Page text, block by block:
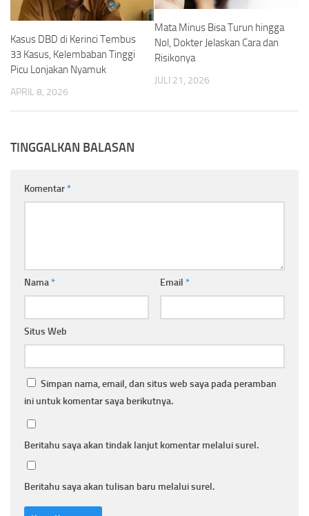
Kasus DBD di Kerinci Tembus
33 Kasus, Kelembaban Tinggi
Picu Lonjakan Nyamuk
APRIL 8, 2026
Mata Minus Bisa Turun hingga
Nol, Dokter Jelaskan Cara dan
Risikonya
JULI 21, 2026
TINGGALKAN BALASAN
Komentar*
Nama* Email *
Situs Web
Simpan nama, email, dan situs web saya pada peramban
ini untuk komentar saya berikutnya.
Beritahu saya akan tindak lanjut komentar melalui surel.
Beritahu saya akan tulisan baru melalui surel.